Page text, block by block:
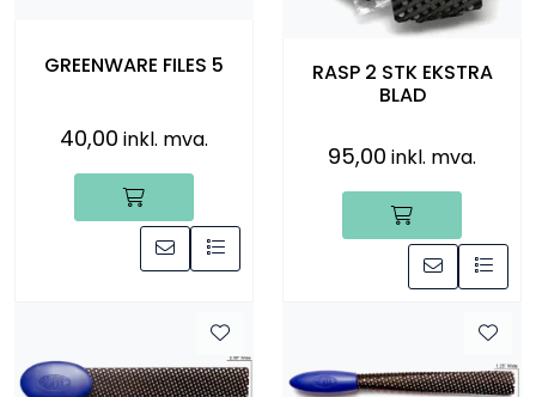
GREENWARE FILES 5
40,00 inkl. mva.
RASP 2 STK EKSTRA
BLAD
95,00 inkl. mva.